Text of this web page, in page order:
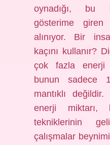
oynadığı, bu
gösterime
alınıyor. Bir
kaçını kullanır?
çok fazla enerji
bunun sadece
mantıklı
enerji miktarı,
tekniklerinin
çalışmalar